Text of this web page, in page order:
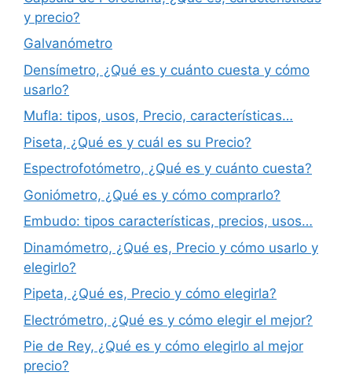
y precio?
Galvanómetro
Densímetro, ¿Qué es y cuánto cuesta y cómo
usarlo?
Mufla: tipos, usos, Precio, características…
Piseta, ¿Qué es y cuál es su Precio?
Espectrofotómetro, ¿Qué es y cuánto cuesta?
Goniómetro, ¿Qué es y cómo comprarlo?
Embudo: tipos características, precios, usos…
Dinamómetro, ¿Qué es, Precio y cómo usarlo y
elegirlo?
Pipeta, ¿Qué es, Precio y cómo elegirla?
Electrómetro, ¿Qué es y cómo elegir el mejor?
Pie de Rey, ¿Qué es y cómo elegirlo al mejor
precio?